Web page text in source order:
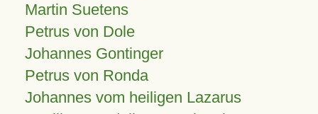
Martin Suetens
Petrus von Dole
Johannes Gontinger
Petrus von Ronda
Johannes vom heiligen Lazarus